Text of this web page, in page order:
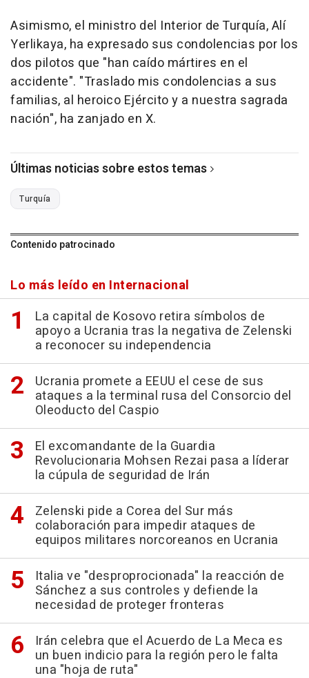
Asimismo, el ministro del Interior de Turquía, Alí
Yerlikaya, ha expresado sus condolencias por los
dos pilotos que "han caído mártires en el
accidente". "Traslado mis condolencias a sus
familias, al heroico Ejército y a nuestra sagrada
nación", ha zanjado en X.
Últimas noticias sobre estos temas
Turquía
Contenido patrocinado
Lo más leído en Internacional
La capital de Kosovo retira símbolos de
apoyo a Ucrania tras la negativa de Zelenski
a reconocer su independencia
Ucrania promete a EEUU el cese de sus
ataques a la terminal rusa del Consorcio del
Oleoducto del Caspio
El excomandante de la Guardia
Revolucionaria Mohsen Rezai pasa a líderar
la cúpula de seguridad de Irán
Zelenski pide a Corea del Sur más
colaboración para impedir ataques de
equipos militares norcoreanos en Ucrania
Italia ve "desproprocionada" la reacción de
Sánchez a sus controles y defiende la
necesidad de proteger fronteras
Irán celebra que el Acuerdo de La Meca es
un buen indicio para la región pero le falta
una "hoja de ruta"